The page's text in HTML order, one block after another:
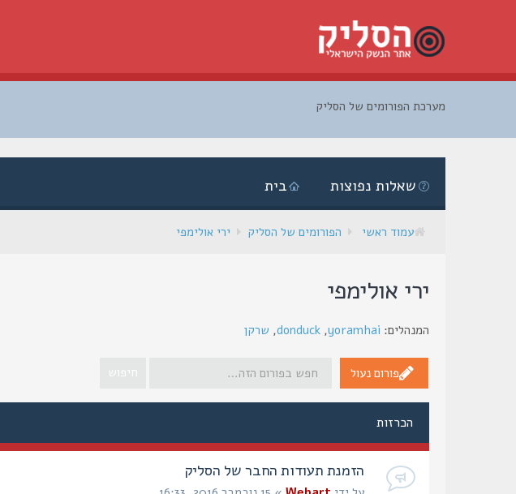
מערכת הפורומים של הסליק
בית שאלות נפוצות
עמוד ראשי הפורומים של הסליק ירי אולימפי
ירי אולימפי
המנהלים: yoramhai
,
donduck
, שרקן
פורום נעול
הכרזות
הזמנת תעודות החבר של הסליק